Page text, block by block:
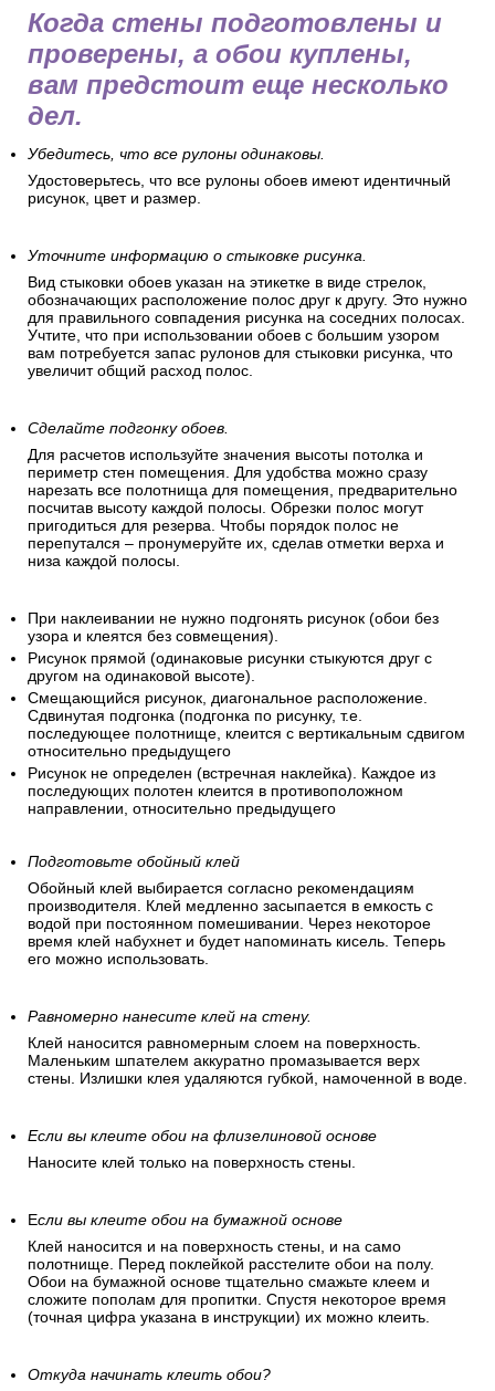
Когда стены подготовлены и
проверены, а обои куплены,
вам предстоит еще несколько
дел.
Убедитесь, что все рулоны одинаковы.
Удостоверьтесь, что все рулоны обоев имеют идентичный
рисунок, цвет и размер.
Уточните информацию о стыковке рисунка.
Вид стыковки обоев указан на этикетке в виде стрелок,
обозначающих расположение полос друг к другу. Это нужно
для правильного совпадения рисунка на соседних полосах.
Учтите, что при использовании обоев с большим узором
вам потребуется запас рулонов для стыковки рисунка, что
увеличит общий расход полос.
Сделайте подгонку обоев.
Для расчетов используйте значения высоты потолка и
периметр стен помещения. Для удобства можно сразу
нарезать все полотнища для помещения, предварительно
посчитав высоту каждой полосы. Обрезки полос могут
пригодиться для резерва. Чтобы порядок полос не
перепутался – пронумеруйте их, сделав отметки верха и
низа каждой полосы.
При наклеивании не нужно подгонять рисунок (обои без
узора и клеятся без совмещения).
Рисунок прямой (одинаковые рисунки стыкуются друг с
другом на одинаковой высоте).
Смещающийся рисунок, диагональное расположение.
Сдвинутая подгонка (подгонка по рисунку, т.е.
последующее полотнище, клеится с вертикальным сдвигом
относительно предыдущего
Рисунок не определен (встречная наклейка). Каждое из
последующих полотен клеится в противоположном
направлении, относительно предыдущего
Подготовьте обойный клей
Обойный клей выбирается согласно рекомендациям
производителя. Клей медленно засыпается в емкость с
водой при постоянном помешивании. Через некоторое
время клей набухнет и будет напоминать кисель. Теперь
его можно использовать.
Равномерно нанесите клей на стену.
Клей наносится равномерным слоем на поверхность.
Маленьким шпателем аккуратно промазывается верх
стены. Излишки клея удаляются губкой, намоченной в воде.
Если вы клеите обои на флизелиновой основе
Наносите клей только на поверхность стены.
Если вы клеите обои на бумажной основе
Клей наносится и на поверхность стены, и на само
полотнище. Перед поклейкой расстелите обои на полу.
Обои на бумажной основе тщательно смажьте клеем и
сложите пополам для пропитки. Спустя некоторое время
(точная цифра указана в инструкции) их можно клеить.
Откуда начинать клеить обои?